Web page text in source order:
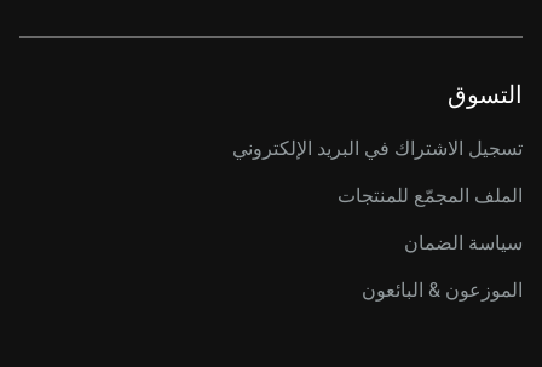
التسوق
تسجيل الاشتراك في البريد الإلكتروني
الملف المجمّع للمنتجات
سياسة الضمان
الموزعون & البائعون